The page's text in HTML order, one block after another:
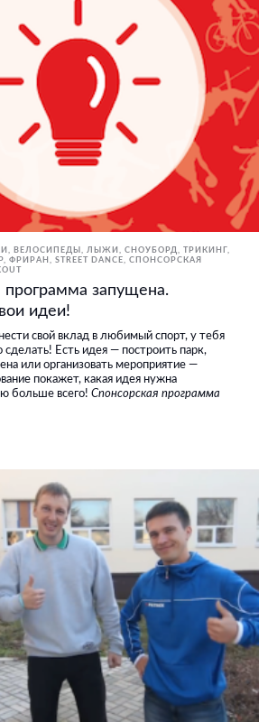
ВЕЛОСИПЕДЫ ЛЫЖИ, СНОУБОРД
ТРИКИНГ,
ФРИРАН
STREET DANCE
СПОНСОРСКАЯ
программа запущена.
идеи!
свой вклад в любимый спорт, у тебя
сделать! Есть идея — построить парк,
или организовать мероприятие —
покажет, какая идея нужна
больше всего! Спонсорская программа